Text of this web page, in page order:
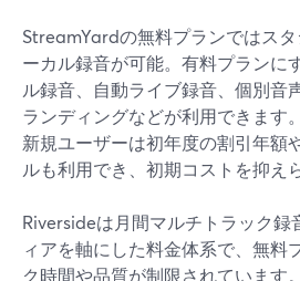
StreamYardの無料プランではス
ーカル録音が可能。有料プランに
ル録音、自動ライブ録音、個別音
ランディングなどが利用できます
新規ユーザーは初年度の割引年額
ルも利用でき、初期コストを抑え
Riversideは月間マルチトラック録
ィアを軸にした料金体系で、無料
ク時間や品質が制限されています